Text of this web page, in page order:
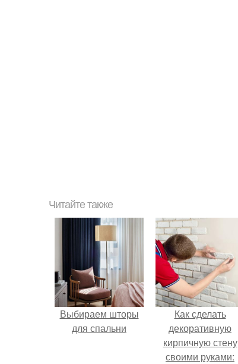
Читайте также
Выбираем шторы
для спальни
Как сделать
декоративную
кирпичную стену
своими руками: